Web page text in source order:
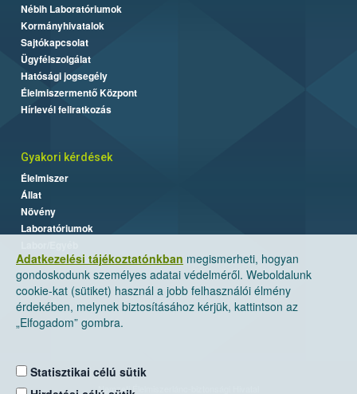
Adatkezelési tájékoztatónkban megismerheti, hogyan
gondoskodunk személyes adatai védelméről. Weboldalunk
cookie-kat (sütiket) használ a jobb felhasználói élmény
érdekében, melynek biztosításához kérjük, kattintson az
„Elfogadom” gombra.
Statisztikai célú sütik
Nébih Laboratóriumok
Kormányhivatalok
Sajtókapcsolat
Ügyfélszolgálat
Hatósági jogsegély
Élelmiszermentő Központ
Hírlevél feliratkozás
Gyakori kérdések
Élelmiszer
Állat
Növény
Laboratóriumok
Nemzeti Élelmiszerlánc-biztonsági Hivatal